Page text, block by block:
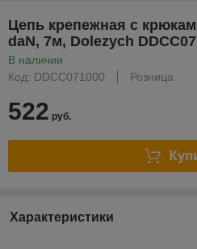
Цепь крепежная с
daN, 7м, Dolezych
В наличии
Код: DDCC071000
Розница
522 руб.
Характеристики